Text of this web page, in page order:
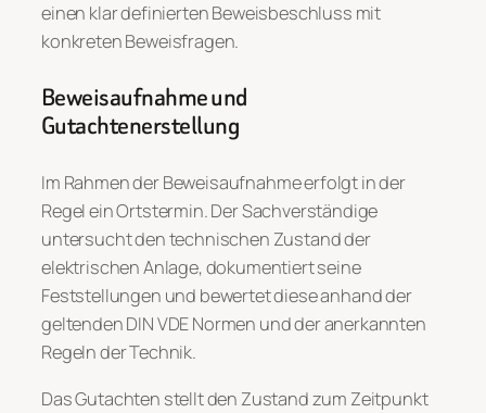
einen klar definierten Beweisbeschluss mit
konkreten Beweisfragen.
Beweisaufnahme und
Gutachtenerstellung
Im Rahmen der Beweisaufnahme erfolgt in der
Regel ein Ortstermin. Der Sachverständige
untersucht den technischen Zustand der
elektrischen Anlage, dokumentiert seine
Feststellungen und bewertet diese anhand der
geltenden DIN VDE Normen und der anerkannten
Regeln der Technik.
Das Gutachten stellt den Zustand zum Zeitpunkt